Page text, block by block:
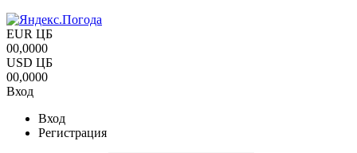
EUR ЦБ
00,0000
USD ЦБ
00,0000
Вход
Вход
Регистрация